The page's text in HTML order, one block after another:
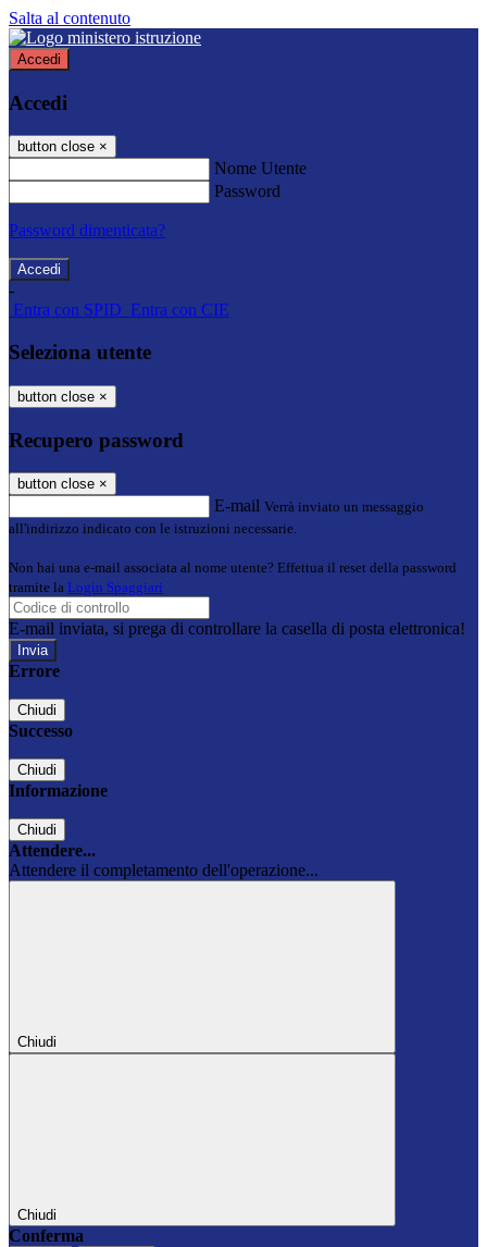
Salta al contenuto
Accedi
Accedi
button close ×
Nome Utente
Password
Password dimenticata?
-
Entra con SPID Entra con CIE
Seleziona utente
button close ×
Recupero password
button close ×
E-mail Verrà inviato un messaggio
all'indirizzo indicato con le istruzioni necessarie.
Non hai una e-mail associata al nome utente? Effettua il reset della password
tramite la Login Spaggiari
E-mail inviata, si prega di controllare la casella di posta elettronica!
Errore
Chiudi
Successo
Chiudi
Informazione
Chiudi
Attendere...
Attendere il completamento dell'operazione...
Chiudi
Chiudi
Conferma